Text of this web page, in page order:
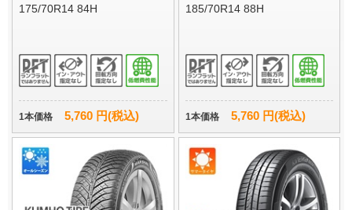
175/70R14 84H
1本価格 5,760 円(税込)
185/70R14 88H
1本価格 5,760 円(税込)